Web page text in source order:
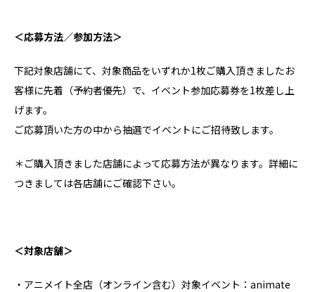
＜応募方法／参加方法＞
下記対象店舗にて、対象商品をいずれか1枚ご購入頂きましたお
客様に先着（予約者優先）で、イベント参加応募券を1枚差し上
げます。
ご応募頂いた方の中から抽選でイベントにご招待致します。
＊ご購入頂きました店舗によって応募方法が異なります。詳細に
つきましては各店舗にご確認下さい。
＜対象店舗＞
・アニメイト全店（オンライン含む）対象イベント：animate